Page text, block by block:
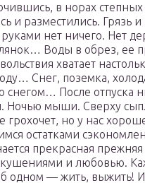
в норах степных
и разместились. Грязь и
нет ничего. Нет
Воды в обрез, ее
хватает
Снег, поземка,
снегом… После отпуска
Ночью мыши. Сверху
грохочет, но у нас
остатками
прекрасная прежняя
и любовью.
одном — жить, выжить!